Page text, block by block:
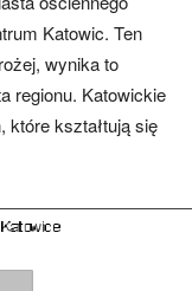
Katowic. Ten
wynika to
regionu. Katowickie
kształtują się